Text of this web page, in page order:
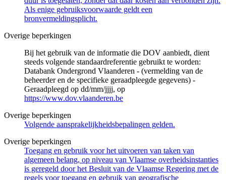
Als enige gebruiksvoorwaarde geldt een
bronvermeldingsplicht.
Overige beperkingen
Bij het gebruik van de informatie die DOV aanbiedt, dient
steeds volgende standaardreferentie gebruikt te worden:
Databank Ondergrond Vlaanderen - (vermelding van de
beheerder en de specifieke geraadpleegde gegevens) -
Geraadpleegd op dd/mm/jjjj, op
https://www.dov.vlaanderen.be
Overige beperkingen
Volgende aansprakelijkheidsbepalingen gelden.
Overige beperkingen
Toegang en gebruik voor het uitvoeren van taken van
algemeen belang, op niveau van Vlaamse overheidsinstanties
is geregeld door het Besluit van de Vlaamse Regering met de
regels voor toegang en gebruik van geografische